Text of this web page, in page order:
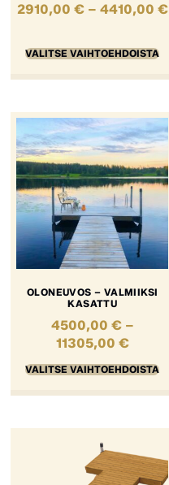
2910,00 € – 4410,00 €
VALITSE VAIHTOEHDOISTA
OLONEUVOS – VALMIIKSI
KASATTU
4500,00 € –
11305,00 €
VALITSE VAIHTOEHDOISTA